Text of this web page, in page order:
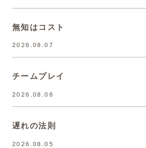
無知はコスト
2026.08.07
チームプレイ
2026.08.06
遅れの法則
2026.08.05